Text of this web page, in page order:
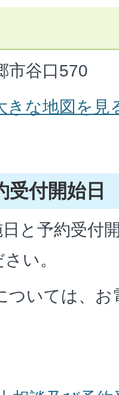
市谷口570
きな地図を見
受付開始日
と予約受付
い。
ついては、